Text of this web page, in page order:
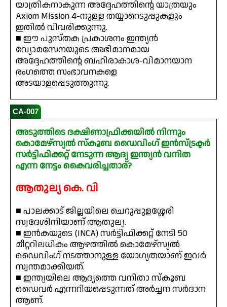
യാത്രികനാകുന്ന അദ്ദേഹത്തിന്റെ യാത്രയും
Axiom Mission 4-നുള്ള തയ്യാറെടുപ്പുകളും
ഇതിൽ വിവരിക്കുന്നു.
■ ഈ പുസ്തക പ്രകാശനം ഇന്ത്യൻ
വ്യോമസേനയുടെ അഭിമാനമായ
അദ്ദേഹത്തിന്റെ ബഹിരാകാശ-വിമാനയാന
രംഗത്തെ സംഭാവനകളെ
അടയാളപ്പെടുത്തുന്നു.
CA-007
അടുത്തിടെ ദക്ഷിണാഫ്രിക്കയിൽ നിന്നും
കൊമേഴ്സ്യൽ സ്കൂബ ഡൈവിംഗ് ഇൻസ്ട്രക്ടർ
സർട്ടിഫിക്കറ്റ് നേടുന്ന ആദ്യ ഇന്ത്യൻ വനിത
എന്ന നേട്ടം കൈവരിച്ചതാര്?
ആതുല്യ കെ. വി
■ പാലക്കാട് ജില്ലയിലെ ചെറുപ്പുളശ്ശേരി
സ്വദേശിനിയാണ് ആതുല്യ.
■ ഇൻകയുടെ (INCA) സർട്ടിഫിക്കറ്റ് നേടി 50
മീറ്ററിലധികം ആഴത്തിൽ കൊമേഴ്സ്യൽ
ഡൈവിംഗ് നടത്താനുള്ള യോഗ്യതയാണ് ഇവർ
സ്വന്തമാക്കിയത്.
■ ഇന്ത്യയിലെ ആദ്യത്തെ വനിതാ സ്കൂബ
ഡൈവർ എന്നറിയപ്പെടുന്നത് അർച്ചന സർദാന
ആണ്.